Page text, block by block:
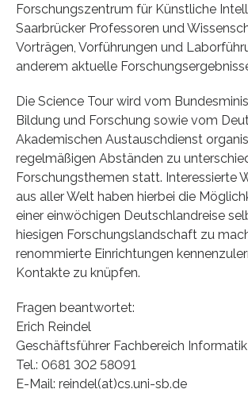
Forschungszentrum für Künstliche
Saarbrücker Professoren und
Vorträgen, Vorführungen und
anderem aktuelle
Die Science Tour wird vom
Bildung und Forschung sowie vom
Akademischen Austauschdienst
regelmäßigen Abständen zu
Forschungsthemen statt. Interessierte
aus aller Welt haben hierbei die
einer einwöchigen Deutschlandreise
hiesigen Forschungslandschaft zu
renommierte Einrichtungen
Kontakte zu knüpfen.
Fragen beantwortet:
Erich Reindel
Geschäftsführer Fachbereich Informatik
Tel.: 0681 302 58091
E-Mail: reindel(at)cs.uni-sb.de